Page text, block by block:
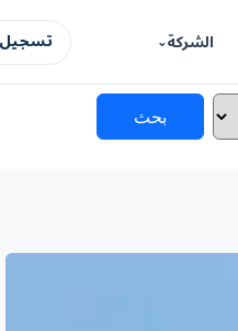
الشركة
بحث